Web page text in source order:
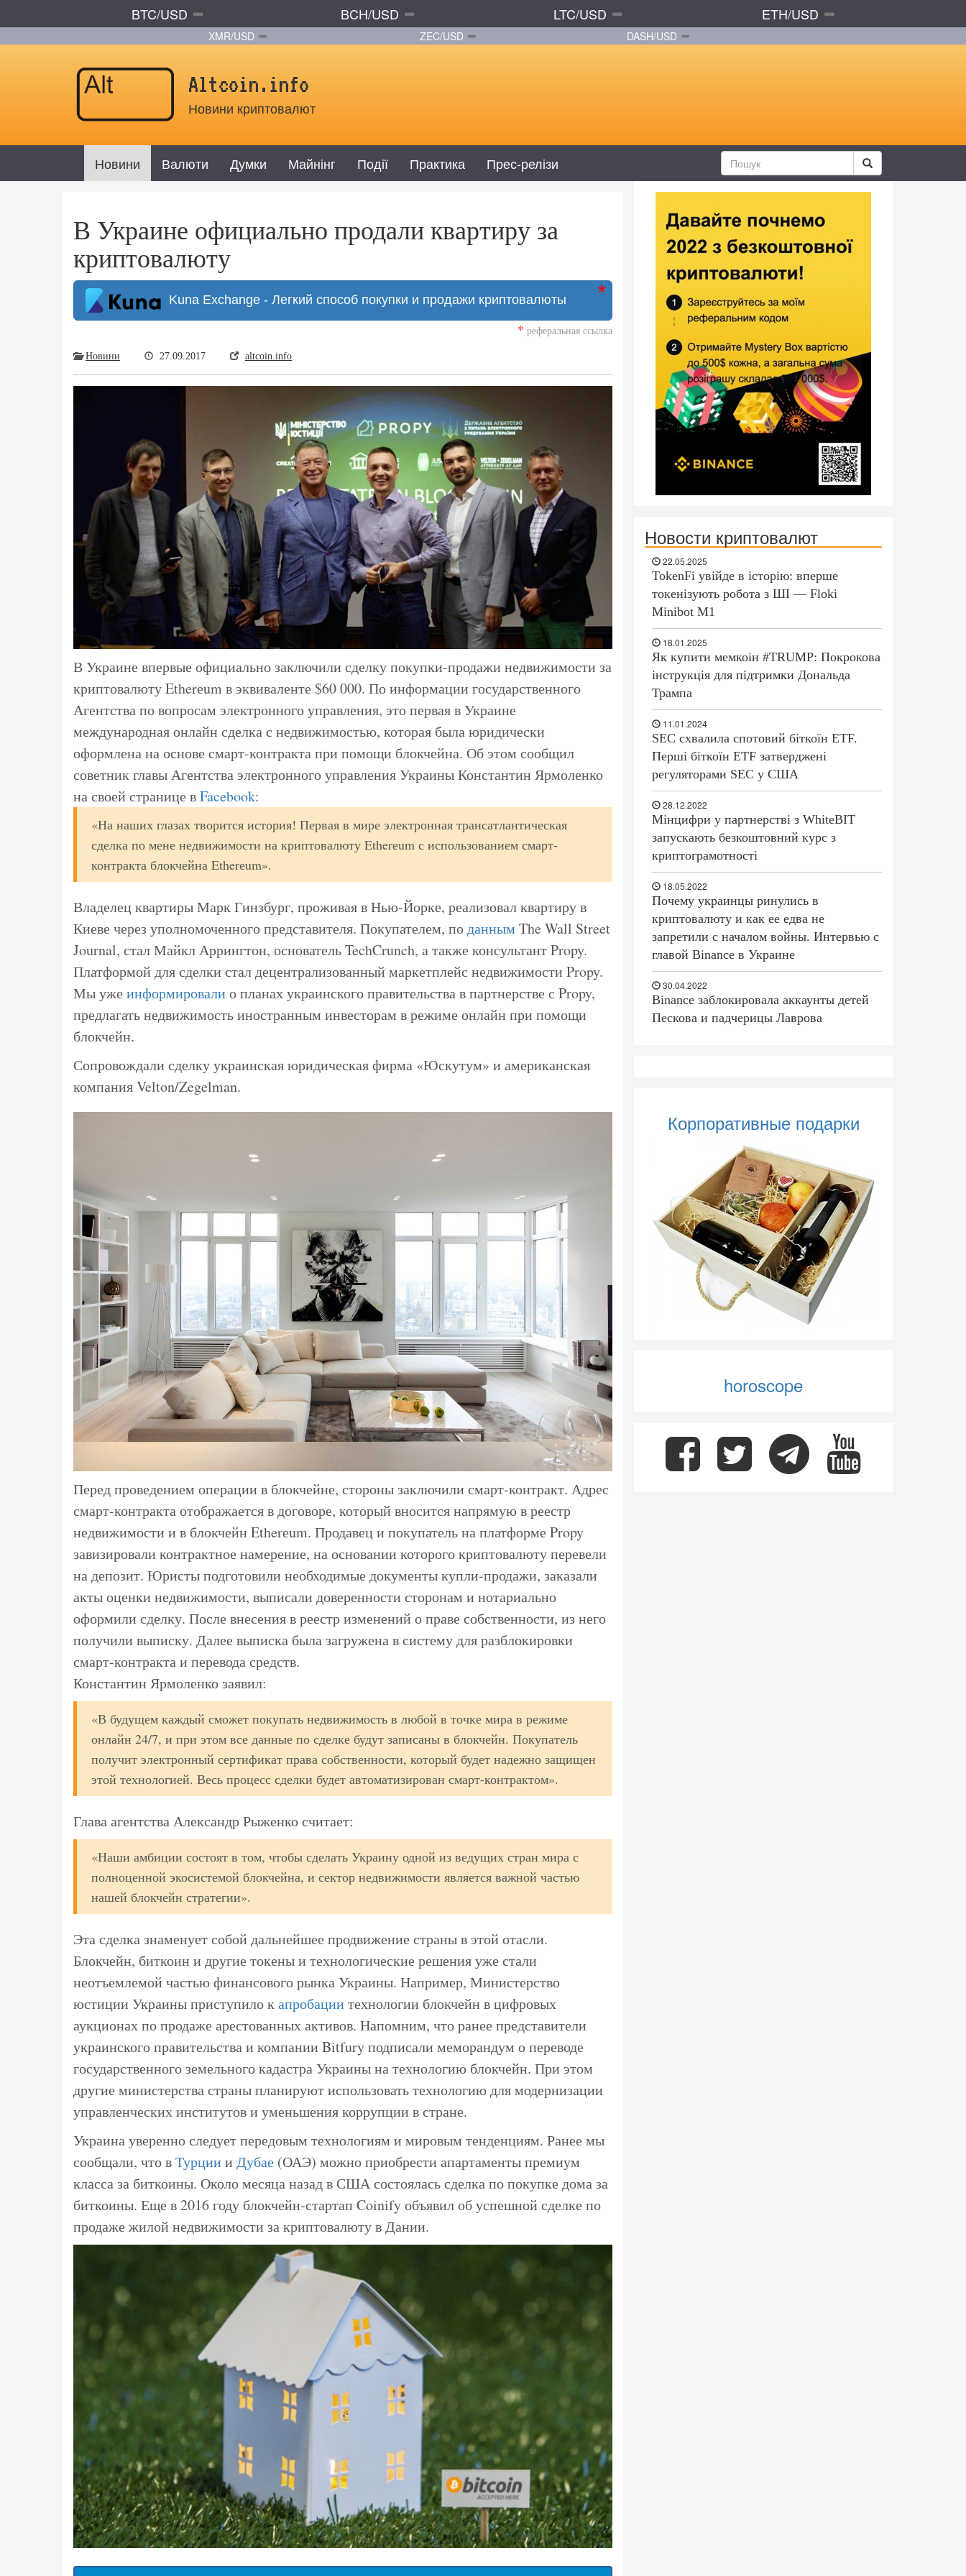
BTC/USD BCH/USD LTC/USD ETH/USD
XMR/USD ZEC/USD DASH/USD
Altcoin.info
Новини криптовалют
Новини Валюти Думки Майнінг Події Практика Прес-релізи
В Украине официально продали квартиру за
криптовалюту
Kuna Exchange - Легкий способ покупки и продажи криптовалюты
* реферальная ссылка
Новини 27.09.2017 altcoin.info
В Украине впервые официально заключили сделку покупки-продажи недвижимости за
криптовалюту Etherеum в эквиваленте $60 000. По информации государственного
Агентства по вопросам электронного управления, это первая в Украине
международная онлайн сделка с недвижимостью, которая была юридически
оформлена на основе смарт-контракта при помощи блокчейна. Об этом сообщил
советник главы Агентства электронного управления Украины Константин Ярмоленко
на своей странице вFacebook:
«На наших глазах творится история! Первая в мире электронная трансатлантическая
сделка по мене недвижимости на криптовалюту Etherеum с использованием смарт-
контракта блокчейна Etherеum».
Владелец квартиры Марк Гинзбург, проживая в Нью-Йорке, реализовал квартиру в
Киеве через уполномоченного представителя. Покупателем, поданным The Wall Street
Journal, стал Майкл Аррингтон, основатель TechCrunch, а также консультант Propy.
Платформой для сделки стал децентрализованный маркетплейс недвижимости Propy.
Мы ужеинформировали о планах украинского правительства в партнерстве с Propy,
предлагать недвижимость иностранным инвесторам в режиме онлайн при помощи
блокчейн.
Сопровождали сделку украинская юридическая фирма «Юскутум» и американская
компания Velton/Zegelman.
Перед проведением операции в блокчейне, стороны заключили смарт-контракт. Адрес
смарт-контракта отображается в договоре, который вносится напрямую в реестр
недвижимости и в блокчейн Etherеum. Продавец и покупатель на платформе Propy
завизировали контрактное намерение, на основании которого криптовалюту перевели
на депозит. Юристы подготовили необходимые документы купли-продажи, заказали
акты оценки недвижимости, выписали доверенности сторонам и нотариально
оформили сделку. После внесения в реестр изменений о праве собственности, из него
получили выписку. Далее выписка была загружена в систему для разблокировки
смарт-контракта и перевода средств.
Константин Ярмоленко заявил:
«В будущем каждый сможет покупать недвижимость в любой в точке мира в режиме
онлайн 24/7, и при этом все данные по сделке будут записаны в блокчейн. Покупатель
получит электронный сертификат права собственности, который будет надежно защищен
этой технологией. Весь процесс сделки будет автоматизирован смарт-контрактом».
Глава агентства Александр Рыженко считает:
«Наши амбиции состоят в том, чтобы сделать Украину одной из ведущих стран мира с
полноценной экосистемой блокчейна, и сектор недвижимости является важной частью
нашей блокчейн стратегии».
Эта сделка знаменует собой дальнейшее продвижение страны в этой отасли.
Блокчейн, биткоин и другие токены и технологические решения уже стали
неотъемлемой частью финансового рынка Украины. Например, Министерство
юстиции Украины приступило капробации технологии блокчейн в цифровых
аукционах по продаже арестованных активов. Напомним, что ранее представители
украинского правительства и компании Bitfury подписали меморандум о переводе
государственного земельного кадастра Украины на технологию блокчейн. При этом
другие министерства страны планируют использовать технологию для модернизации
управленческих институтов и уменьшения коррупции в стране.
Украина уверенно следует передовым технологиям и мировым тенденциям. Ранее мы
сообщали, что вТурции и Дубае (ОАЭ) можно приобрести апартаменты премиум
класса за биткоины. Около месяца назад в США состоялась сделка по покупке дома за
биткоины. Еще в 2016 году блокчейн-стартап Coinify объявил об успешной сделке по
продаже жилой недвижимости за криптовалюту в Дании.
Новости криптовалют
22.05.2025
TokenFi увійде в історію: вперше
токенізують робота з ШІ — Floki
Minibot M1
18.01.2025
Як купити мемкоін #TRUMP: Покрокова
інструкція для підтримки Дональда
Трампа
11.01.2024
SEC схвалила спотовий біткоїн ETF.
Перші біткоїн ETF затверджені
регуляторами SEC у США
28.12.2022
Мінцифри у партнерстві з WhiteBIT
запускають безкоштовний курс з
криптограмотності
18.05.2022
Почему украинцы ринулись в
криптовалюту и как ее едва не
запретили с началом войны. Интервью с
главой Binance в Украине
30.04.2022
Binance заблокировала аккаунты детей
Пескова и падчерицы Лаврова
Корпоративные подарки
horoscope